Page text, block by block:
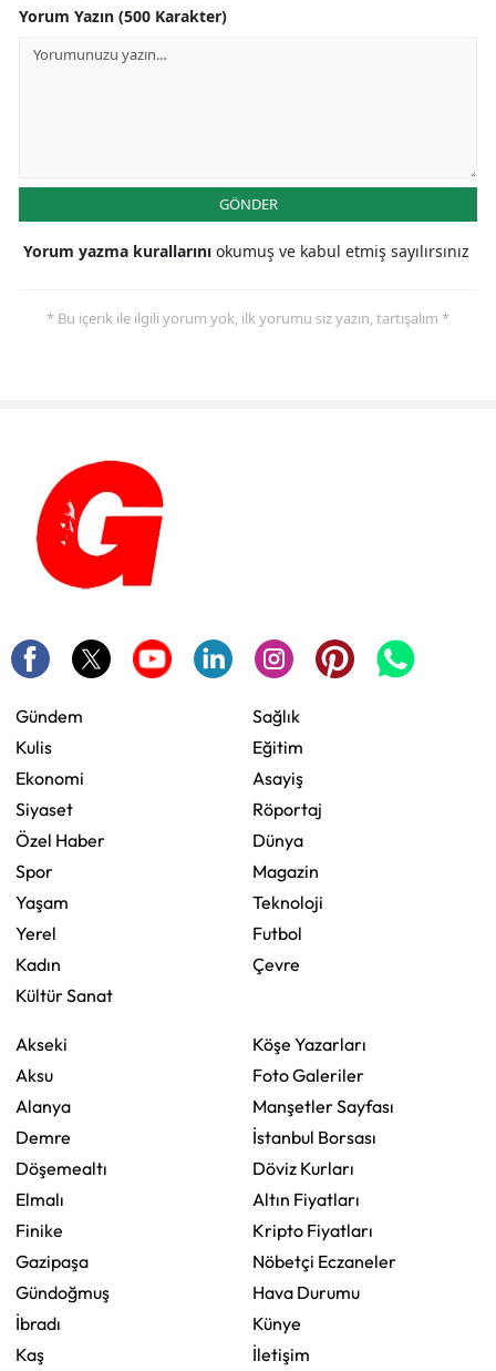
Yorum Yazın (500 Karakter)
GÖNDER
Yorum yazma kurallarını okumuş ve kabul etmiş sayılırsınız
* Bu içerik ile ilgili yorum yok, ilk yorumu siz yazın, tartışalım *
Gündem
Kulis
Ekonomi
Siyaset
Özel Haber
Spor
Yaşam
Yerel
Kadın
Kültür Sanat
Sağlık
Eğitim
Asayiş
Röportaj
Dünya
Magazin
Teknoloji
Futbol
Çevre
Akseki
Aksu
Alanya
Demre
Döşemealtı
Elmalı
Finike
Gazipaşa
Gündoğmuş
İbradı
Kaş
Köşe Yazarları
Foto Galeriler
Manşetler Sayfası
İstanbul Borsası
Döviz Kurları
Altın Fiyatları
Kripto Fiyatları
Nöbetçi Eczaneler
Hava Durumu
Künye
İletişim